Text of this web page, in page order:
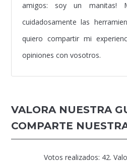
amigos: soy un manitas!
cuidadosamente las
quiero compartir mi
opiniones con vosotros.
VALORA NUESTRA
COMPARTE
Votos realizados: 42.